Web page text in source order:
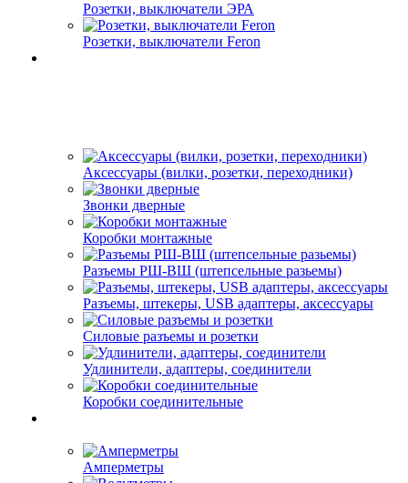
Розетки, выключатели ЭРА
Розетки, выключатели Feron
Аксессуары (вилки, розетки, переходники)
Звонки дверные
Коробки монтажные
Разъемы РШ-ВШ (штепсельные разьемы)
Разъемы, штекеры, USB адаптеры, аксессуары
Силовые разъемы и розетки
Удлинители, адаптеры, соединители
Коробки соединительные
Амперметры